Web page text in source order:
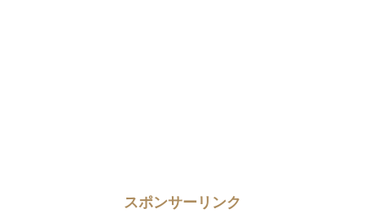
スポンサーリンク